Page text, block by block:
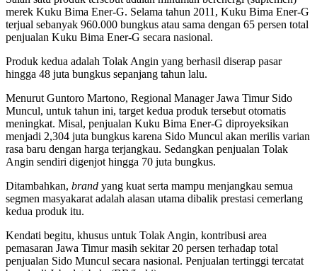
merek Kuku Bima Ener-G. Selama tahun 2011, Kuku Bima Ener-G
terjual sebanyak 960.000 bungkus atau sama dengan 65 persen total
penjualan Kuku Bima Ener-G secara nasional.
Produk kedua adalah Tolak Angin yang berhasil diserap pasar
hingga 48 juta bungkus sepanjang tahun lalu.
Menurut Guntoro Martono, Regional Manager Jawa Timur Sido
Muncul, untuk tahun ini, target kedua produk tersebut otomatis
meningkat. Misal, penjualan Kuku Bima Ener-G diproyeksikan
menjadi 2,304 juta bungkus karena Sido Muncul akan merilis varian
rasa baru dengan harga terjangkau. Sedangkan penjualan Tolak
Angin sendiri digenjot hingga 70 juta bungkus.
Ditambahkan, brand yang kuat serta mampu menjangkau semua
segmen masyakarat adalah alasan utama dibalik prestasi cemerlang
kedua produk itu.
Kendati begitu, khusus untuk Tolak Angin, kontribusi area
pemasaran Jawa Timur masih sekitar 20 persen terhadap total
penjualan Sido Muncul secara nasional. Penjualan tertinggi tercatat